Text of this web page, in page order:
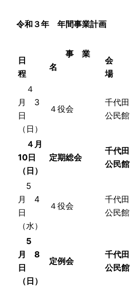
令和３年 年間事業計画
日
程
事 業
名
会
場
４
月
3
日
（日）
４役会
千代田
公民館
４月
10日
（日）
定期総会
千代田
公民館
5
月 4
日
（水）
４役会
千代田
公民館
5
月 8
日
（日）
定例会
千代田
公民館